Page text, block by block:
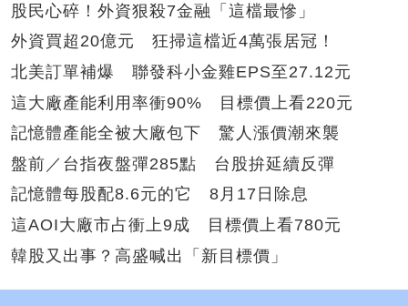
股民心碎！外資狠殺7金融「這檔最慘」
外資買超20億元 狂掃這檔近4萬張居冠！
北美訂單補爆 聯發科小金雞EPS至27.12元
這大廠產能利用率衝90% 目標價上看220元
記憶體產能全被大廠包下 驚人漲價潮來襲
盤前／台指夜盤彈285點 台股拚延續反彈
記憶體每股配8.6元的它 8月17日除息
這AOI大廠市占衝上9成 目標價上看780元
韓股又出事？高盛喊出「新目標價」